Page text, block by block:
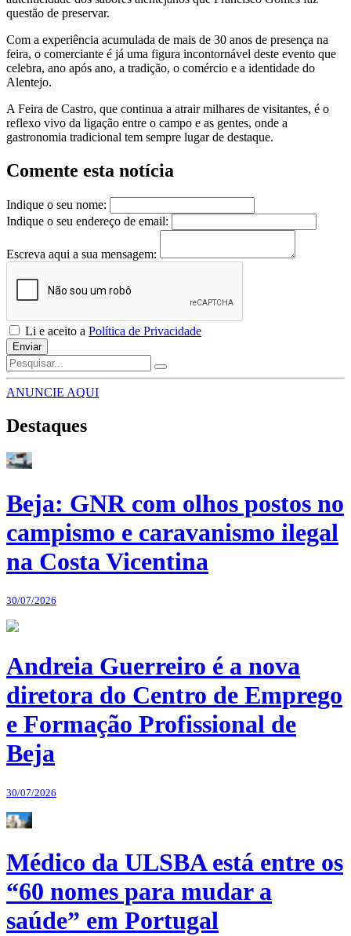
questão de preservar.
Com a experiência acumulada de mais de 30 anos de presença na
feira, o comerciante é já uma figura incontornável deste evento que
celebra, ano após ano, a tradição, o comércio e a identidade do
Alentejo.
A Feira de Castro, que continua a atrair milhares de visitantes, é o
reflexo vivo da ligação entre o campo e as gentes, onde a
gastronomia tradicional tem sempre lugar de destaque.
Comente esta notícia
Indique o seu nome:
Indique o seu endereço de email:
Escreva aqui a sua mensagem:
Li e aceito a Política de Privacidade
Enviar
ANUNCIE AQUI
Destaques
Beja: GNR com olhos postos no
campismo e caravanismo ilegal
na Costa Vicentina
30/07/2026
Andreia Guerreiro é a nova
diretora do Centro de Emprego
e Formação Profissional de
Beja
30/07/2026
Médico da ULSBA está entre os
“60 nomes para mudar a
saúde” em Portugal